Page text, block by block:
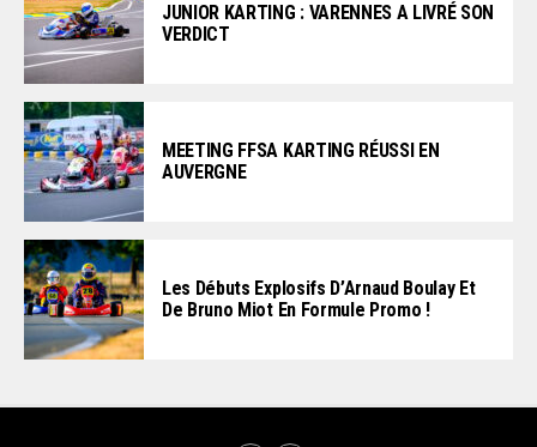
JUNIOR KARTING : VARENNES A LIVRÉ SON
VERDICT
MEETING FFSA KARTING RÉUSSI EN
AUVERGNE
Les Débuts Explosifs D’Arnaud Boulay Et
De Bruno Miot En Formule Promo !